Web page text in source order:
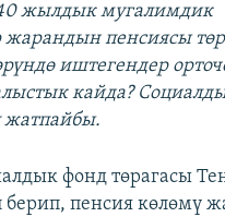
жылдык мугалимдик
жарандын пенсиясы
иштегендер
кайда?
жатпайбы.
фонд төрагасы
пенсия көлөмү